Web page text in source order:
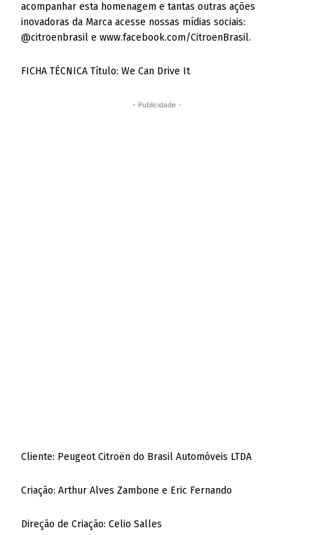
acompanhar esta homenagem e tantas outras ações
inovadoras da Marca acesse nossas mídias sociais:
@citroenbrasil e www.facebook.com/CitroenBrasil.
FICHA TÉCNICA Título: We Can Drive It
- Publicidade -
Cliente: Peugeot Citroën do Brasil Automóveis LTDA
Criação: Arthur Alves Zambone e Eric Fernando
Direção de Criação: Celio Salles